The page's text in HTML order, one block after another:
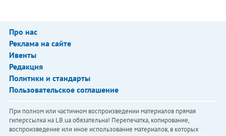
Про нас
Реклама на сайте
Ивенты
Редакция
Политики и стандарты
Пользовательское соглашение
При полном или частичном воспроизведении материалов прямая
гиперссылка на LB.ua обязательна! Перепечатка, копирование,
воспроизведение или иное использование материалов, в которых